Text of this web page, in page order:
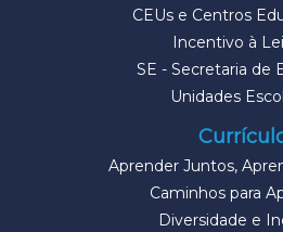
CEUs e Centros
Incentivo à
SE - Secretaria de
Unidades
Aprender Juntos,
Caminhos para
Diversidade e